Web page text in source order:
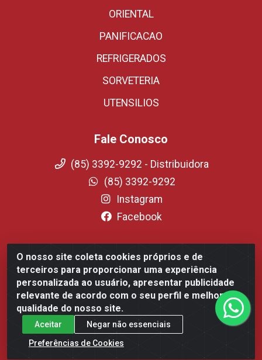
O nosso site coleta cookies próprios e de
terceiros para proporcionar uma experiência
personalizada ao usuário, apresentar publicidade
relevante de acordo com o seu perfil e melhorar a
qualidade do nosso site.
Aceitar
Negar não essenciais
Preferências de Cookies
ORIENTAL
PANIFICACAO
REFRIGERADOS
SORVETERIA
UTENSILIOS
Fale Conosco
(85) 3392-9292 - Distribuidora
(85) 3392-9292
Instagram
Facebook
Fortali Distribuidora de Alimentos LTDA - Avenida
Tomaz Coelho, 1268 - Messejana, Fortaleza/CE - CEP
60.863-254- CNPJ 09.317.318.0001-75